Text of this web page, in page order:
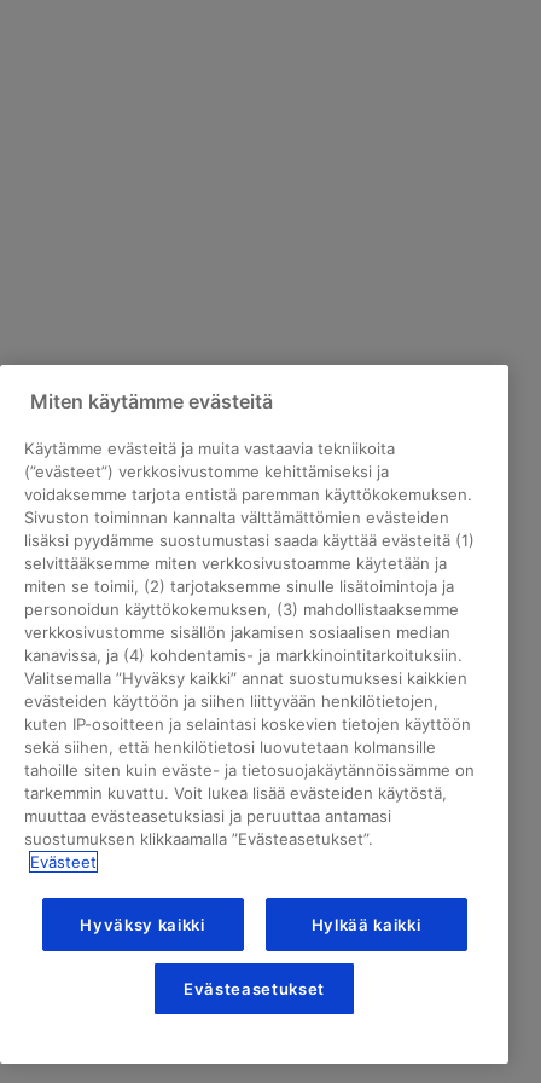
Miten käytämme evästeitä
Käytämme evästeitä ja muita vastaavia tekniikoita
(”evästeet”) verkkosivustomme kehittämiseksi ja
voidaksemme tarjota entistä paremman käyttökokemuksen.
Sivuston toiminnan kannalta välttämättömien evästeiden
lisäksi pyydämme suostumustasi saada käyttää evästeitä (1)
selvittääksemme miten verkkosivustoamme käytetään ja
miten se toimii, (2) tarjotaksemme sinulle lisätoimintoja ja
personoidun käyttökokemuksen, (3) mahdollistaaksemme
verkkosivustomme sisällön jakamisen sosiaalisen median
kanavissa, ja (4) kohdentamis- ja markkinointitarkoituksiin.
Valitsemalla ”Hyväksy kaikki” annat suostumuksesi kaikkien
evästeiden käyttöön ja siihen liittyvään henkilötietojen,
kuten IP-osoitteen ja selaintasi koskevien tietojen käyttöön
sekä siihen, että henkilötietosi luovutetaan kolmansille
tahoille siten kuin eväste- ja tietosuojakäytännöissämme on
tarkemmin kuvattu. Voit lukea lisää evästeiden käytöstä,
muuttaa evästeasetuksiasi ja peruuttaa antamasi
suostumuksen klikkaamalla ”Evästeasetukset”.
Evästeet
Hyväksy kaikki Hylkää kaikki
Evästeasetukset